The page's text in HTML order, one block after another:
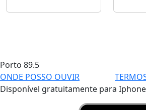
Porto 89.5
ONDE POSSO OUVIR
Disponível gratuitamente para